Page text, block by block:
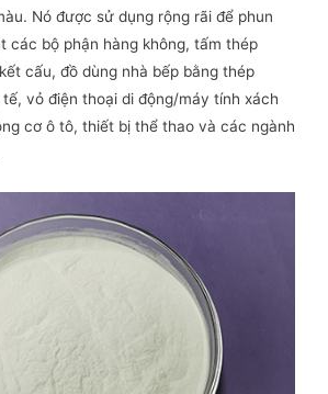
Nó được sử dụng rộng rãi để phun
các bộ phận hàng không, tấm thép
cấu, đồ dùng nhà bếp bằng thép
vỏ điện thoại di động/máy tính xách
cơ ô tô, thiết bị thể thao và các ngành